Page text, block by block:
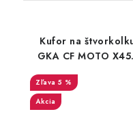
Kufor na
GKA CF MOTO
X520 GKA Tesseract
5 %
Akcia